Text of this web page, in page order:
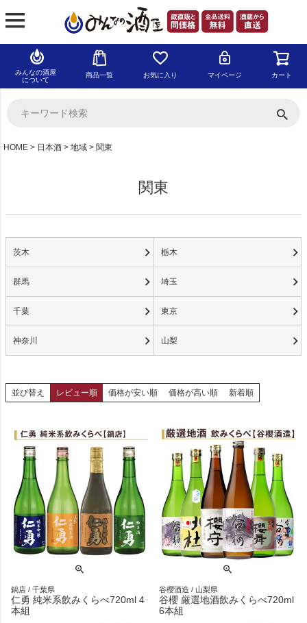
みんなの酒屋
について
商品一覧 お気に入り マイページ カート
HOME 日本酒 地域 関東
関東
茨木 栃木
群馬 埼玉
千葉 東京
神奈川 山梨
並び替え レビュー順 価格が安い順 価格が高い順 新着順
鍋店 / 千葉県
仁勇 純米系飲みくらべ720ml 4
本組
谷櫻酒造 / 山梨県
谷櫻 厳選地酒飲みくらべ720ml
6本組